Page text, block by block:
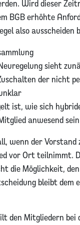
Wird dieser
BGB erhöhte
also ausscheiden
sieht
der nicht
ist, wie sich
anwesend
wenn der
vor Ort teilnimmt.
die Möglichkeit,
bleibt dem
den Mitgliedern bei